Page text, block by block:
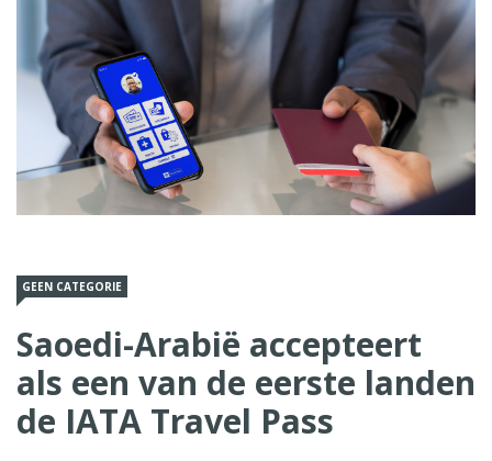
GEEN CATEGORIE
Saoedi-Arabië accepteert
als een van de eerste landen
de IATA Travel Pass